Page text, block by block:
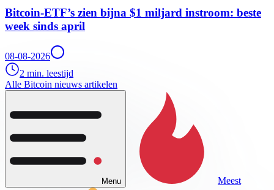
Bitcoin-ETF’s zien bijna $1 miljard instroom: beste
week sinds april
08-08-2026
2 min. leestijd
Alle Bitcoin nieuws artikelen
Menu Meest